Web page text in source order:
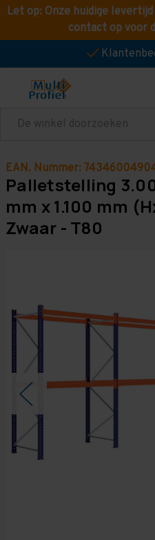
Let op: Onze huidige
contact op voor
Zoeken
EAN. Nummer:
Palletstelling
mm x 1.100 mm
Zwaar - T80